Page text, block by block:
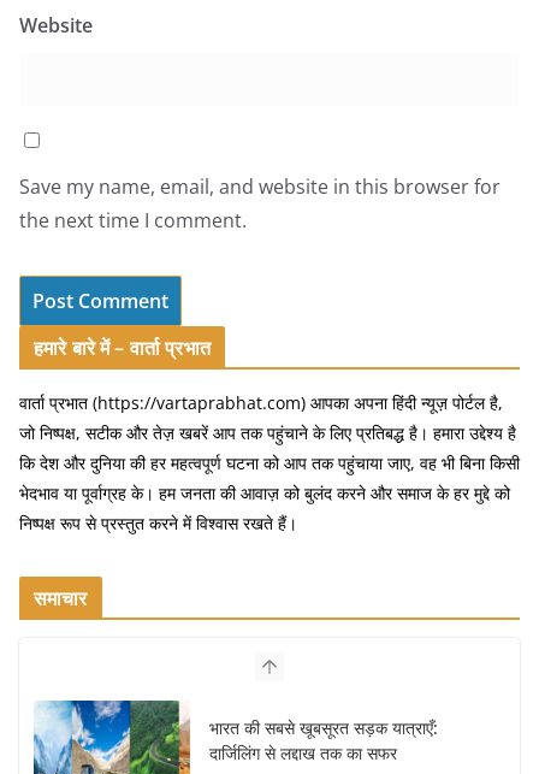
Website
Save my name, email, and website in this browser for
the next time I comment.
हमारे बारे में – वार्ता प्रभात
वार्ता प्रभात (https://vartaprabhat.com) आपका अपना हिंदी न्यूज़ पोर्टल है,
जो निष्पक्ष, सटीक और तेज़ खबरें आप तक पहुंचाने के लिए प्रतिबद्ध है। हमारा उद्देश्य है
कि देश और दुनिया की हर महत्वपूर्ण घटना को आप तक पहुंचाया जाए, वह भी बिना किसी
भेदभाव या पूर्वाग्रह के। हम जनता की आवाज़ को बुलंद करने और समाज के हर मुद्दे को
निष्पक्ष रूप से प्रस्तुत करने में विश्वास रखते हैं।
समाचार
भारत की सबसे खूबसूरत सड़क यात्राएँ:
दार्जिलिंग से लद्दाख तक का सफर